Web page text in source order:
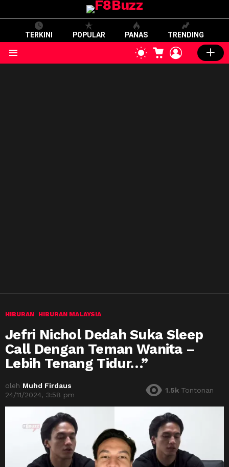
TERKINI POPULAR PANAS TRENDING
SWITCH
SKIN
CART LOGIN
HIBURAN HIBURAN MALAYSIA
Jefri Nichol Dedah Suka Sleep
Call Dengan Teman Wanita –
Lebih Tenang Tidur…”
oleh Muhd Firdaus
24/11/2024, 3:58 pm
1.5k Tontonan